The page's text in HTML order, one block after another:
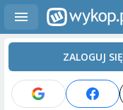
ZALOGUJ SIĘ